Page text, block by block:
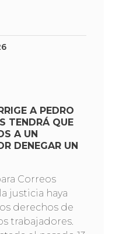
A PEDRO
TENDRÁ QUE
A UN
DENEGAR UN
Correos
justicia haya
derechos de
trabajadores.